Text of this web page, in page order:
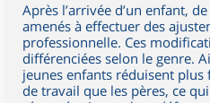
Après l’arrivée d’un enfant,
amenés à effectuer des
professionnelle. Ces
différenciées selon le genre.
jeunes enfants réduisent
de travail que les pères, ce